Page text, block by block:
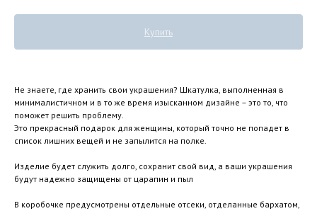
Купить
Не знаете, где хранить свои украшения? Шкатулка, выполненная в
минималистичном и в то же время изысканном дизайне – это то, что
поможет решить проблему.
Это прекрасный подарок для женщины, который точно не попадет в
список лишних вещей и не запылится на полке.
Изделие будет служить долго, сохранит свой вид, а ваши украшения
будут надежно защищены от царапин и пыл
В коробочке предусмотрены отдельные отсеки, отделанные бархатом,